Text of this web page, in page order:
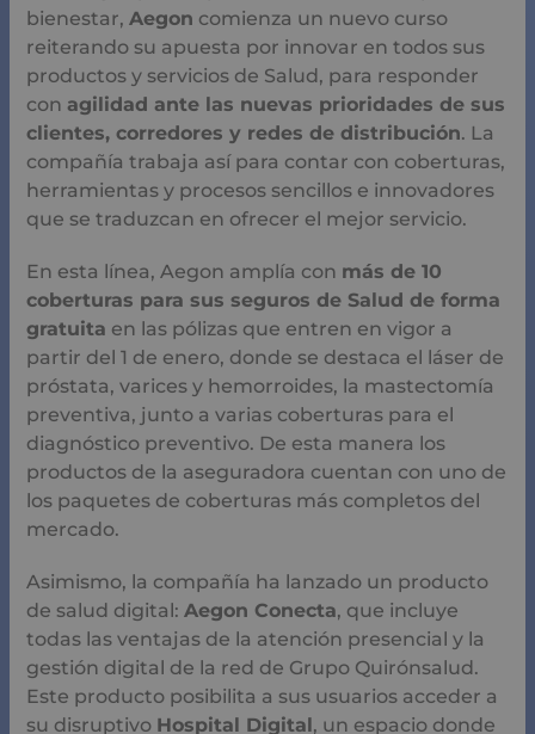
bienestar, Aegon comienza un nuevo curso
reiterando su apuesta por innovar en todos sus
productos y servicios de Salud, para responder
con agilidad ante las nuevas prioridades de sus
clientes, corredores y redes de distribución. La
compañía trabaja así para contar con coberturas,
herramientas y procesos sencillos e innovadores
que se traduzcan en ofrecer el mejor servicio.
En esta línea, Aegon amplía con más de 10
coberturas para sus seguros de Salud de forma
gratuita en las pólizas que entren en vigor a
partir del 1 de enero, donde se destaca el láser de
próstata, varices y hemorroides, la mastectomía
preventiva, junto a varias coberturas para el
diagnóstico preventivo. De esta manera los
productos de la aseguradora cuentan con uno de
los paquetes de coberturas más completos del
mercado.
Asimismo, la compañía ha lanzado un producto
de salud digital: Aegon Conecta, que incluye
todas las ventajas de la atención presencial y la
gestión digital de la red de Grupo Quirónsalud.
Este producto posibilita a sus usuarios acceder a
su disruptivo Hospital Digital, un espacio donde